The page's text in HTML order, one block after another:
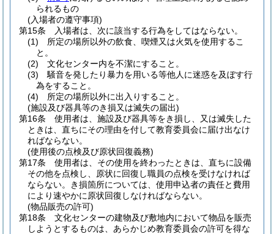
られるもの
(入場者の遵守事項)
第15条
入場者は、次に該当する行為をしてはならない。
(1)
所定の場所以外の飲食、喫煙又は火気を使用するこ
と。
(2)
文化センター内を不潔にすること。
(3)
騒音を発したり暴力を用いる等他人に迷惑を及ぼす行
為をすること。
(4)
所定の場所以外に出入りすること。
(施設及び器具等のき損又は滅失の届出)
第16条
使用者は、施設及び器具等をき損し、又は滅失した
ときは、直ちにその理由を付して教育委員会に届け出なけ
ればならない。
(使用後の点検及び原状回復義務)
第17条
使用者は、その使用を終わったときは、直ちに設備
その他を点検し、原状に回復し職員の点検を受けなければ
ならない。
き損箇所については、使用申込者の責任と費用
により速やかに原状回復しなければならない。
(物品販売の許可)
第18条
文化センターの建物及び敷地内において物品を販売
しようとするものは、あらかじめ教育委員会の許可を得な